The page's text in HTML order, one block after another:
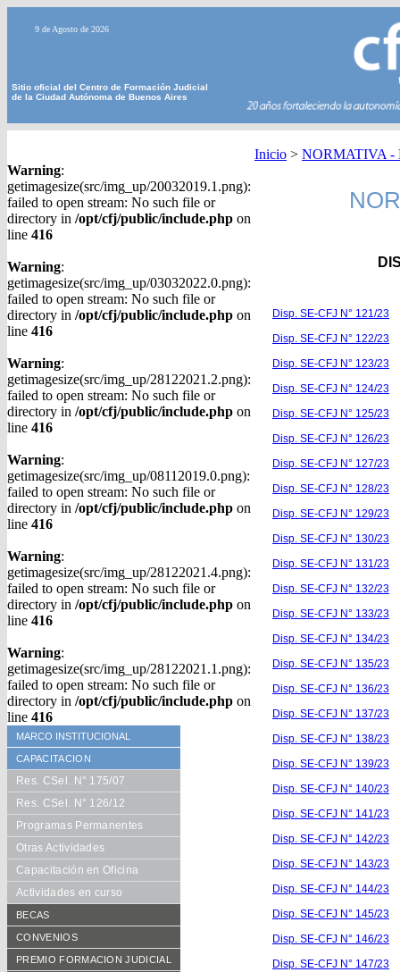
9 de Agosto de 2026
Sitio oficial del Centro de Formación Judicial
de la Ciudad Autónoma de Buenos Aires
Warning:
getimagesize(src/img_up/20032019.1.png):
failed to open stream: No such file or
directory in /opt/cfj/public/include.php on
line 416
Warning:
getimagesize(src/img_up/03032022.0.png):
failed to open stream: No such file or
directory in /opt/cfj/public/include.php on
line 416
Warning:
getimagesize(src/img_up/28122021.2.png):
failed to open stream: No such file or
directory in /opt/cfj/public/include.php on
line 416
Warning:
getimagesize(src/img_up/08112019.0.png):
failed to open stream: No such file or
directory in /opt/cfj/public/include.php on
line 416
Warning:
getimagesize(src/img_up/28122021.4.png):
failed to open stream: No such file or
directory in /opt/cfj/public/include.php on
line 416
Warning:
getimagesize(src/img_up/28122021.1.png):
failed to open stream: No such file or
directory in /opt/cfj/public/include.php on
line 416
MARCO INSTITUCIONAL
CAPACITACION
Res. CSel. N° 175/07
Res. CSel. N° 126/12
Programas Permanentes
Otras Actividades
Capacitación en Oficina
Actividades en curso
BECAS
Requisitos
Formularios
CONVENIOS
De Cooperación
PREMIO FORMACION JUDICIAL
Inicio > NORMATIVA -
Disp. SE-CFJ N° 121/23
Disp. SE-CFJ N° 122/23
Disp. SE-CFJ N° 123/23
Disp. SE-CFJ N° 124/23
Disp. SE-CFJ N° 125/23
Disp. SE-CFJ N° 126/23
Disp. SE-CFJ N° 127/23
Disp. SE-CFJ N° 128/23
Disp. SE-CFJ N° 129/23
Disp. SE-CFJ N° 130/23
Disp. SE-CFJ N° 131/23
Disp. SE-CFJ N° 132/23
Disp. SE-CFJ N° 133/23
Disp. SE-CFJ N° 134/23
Disp. SE-CFJ N° 135/23
Disp. SE-CFJ N° 136/23
Disp. SE-CFJ N° 137/23
Disp. SE-CFJ N° 138/23
Disp. SE-CFJ N° 139/23
Disp. SE-CFJ N° 140/23
Disp. SE-CFJ N° 141/23
Disp. SE-CFJ N° 142/23
Disp. SE-CFJ N° 143/23
Disp. SE-CFJ N° 144/23
Disp. SE-CFJ N° 145/23
Disp. SE-CFJ N° 146/23
Disp. SE-CFJ N° 147/23